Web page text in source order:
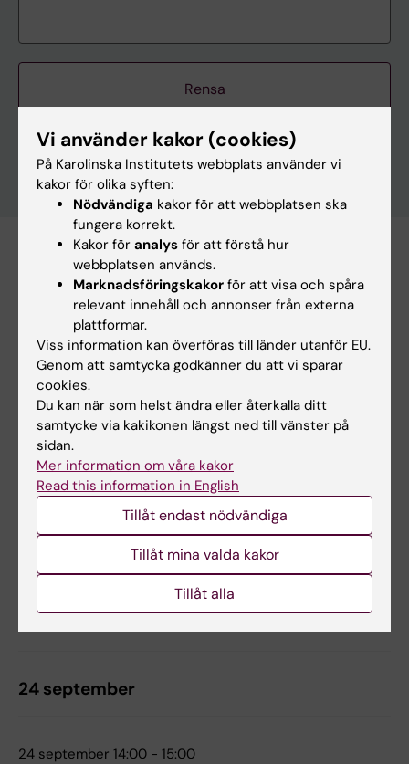
Rensa
Prenumerera på denna sökning som RSS
Prenumerera på denna sökning som Webcal
26 augusti
26 augusti 14:00 - 15:00
StratNeuro-seminarium: "Sympathetic circuits in
Obesity"
Ragnar Granit, Biomedicum
Campus Solna
Välkommen till nästa StratNeuro-seminarium med
professor Ana Domingos från University of Oxford.
Seminariet äger rum onsdagen den 26 augusti kl. 14.00 i
Ragnar Granit (Biomedicum, Campus Solna).
Föreläsningar och seminarier
24 september
24 september 14:00 - 15:00
Vi använder kakor (cookies)
På Karolinska Institutets webbplats använder vi
kakor för olika syften:
Nödvändiga kakor för att webbplatsen ska
fungera korrekt.
Kakor för analys för att förstå hur
webbplatsen används.
Marknadsföringskakor för att visa och spåra
relevant innehåll och annonser från externa
plattformar.
Viss information kan överföras till länder utanför EU.
Genom att samtycka godkänner du att vi sparar
cookies.
Du kan när som helst ändra eller återkalla ditt
samtycke via kakikonen längst ned till vänster på
sidan.
Mer information om våra kakor
Read this information in English
Tillåt endast nödvändiga
Tillåt mina valda kakor
Tillåt alla